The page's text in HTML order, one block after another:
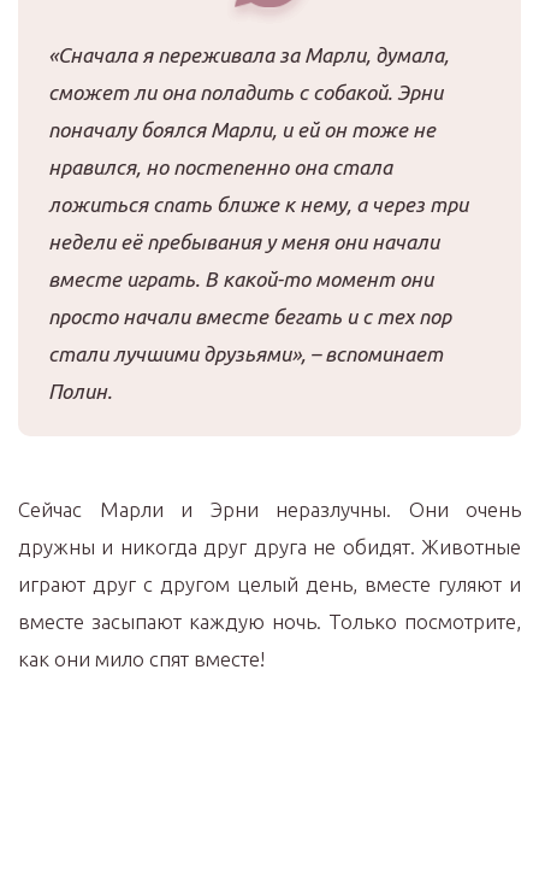
«Сначала я переживала за Марли, думала,
сможет ли она поладить с собакой. Эрни
поначалу боялся Марли, и ей он тоже не
нравился, но постепенно она стала
ложиться спать ближе к нему, а через три
недели её пребывания у меня они начали
вместе играть. В какой-то момент они
просто начали вместе бегать и с тех пор
стали лучшими друзьями», – вспоминает
Полин.
Сейчас Марли и Эрни неразлучны. Они очень
дружны и никогда друг друга не обидят. Животные
играют друг с другом целый день, вместе гуляют и
вместе засыпают каждую ночь. Только посмотрите,
как они мило спят вместе!